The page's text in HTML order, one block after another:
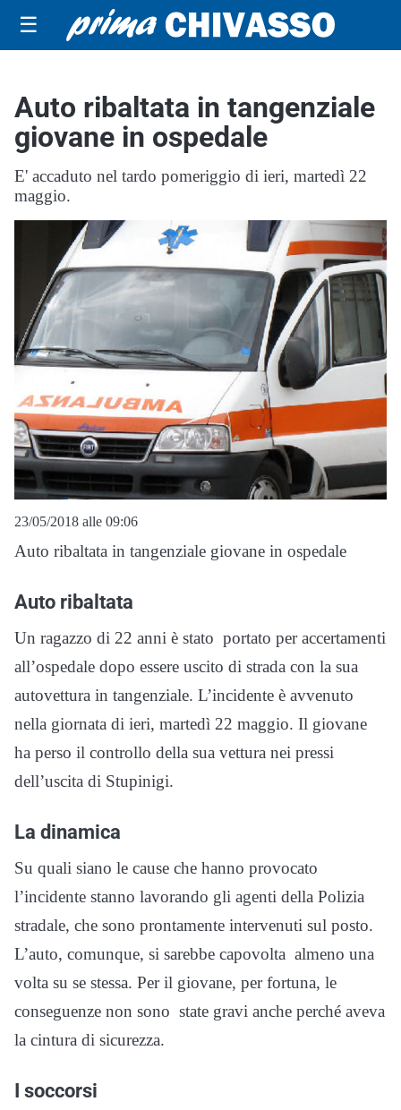
☰
Auto ribaltata in tangenziale
giovane in ospedale
E' accaduto nel tardo pomeriggio di ieri, martedì 22
maggio.
23/05/2018 alle 09:06
Auto ribaltata in tangenziale giovane in ospedale
Auto ribaltata
Un ragazzo di 22 anni è stato portato per accertamenti
all’ospedale dopo essere uscito di strada con la sua
autovettura in tangenziale. L’incidente è avvenuto
nella giornata di ieri, martedì 22 maggio. Il giovane
ha perso il controllo della sua vettura nei pressi
dell’uscita di Stupinigi.
La dinamica
Su quali siano le cause che hanno provocato
l’incidente stanno lavorando gli agenti della Polizia
stradale, che sono prontamente intervenuti sul posto.
L’auto, comunque, si sarebbe capovolta almeno una
volta su se stessa. Per il giovane, per fortuna, le
conseguenze non sono state gravi anche perché aveva
la cintura di sicurezza.
I soccorsi